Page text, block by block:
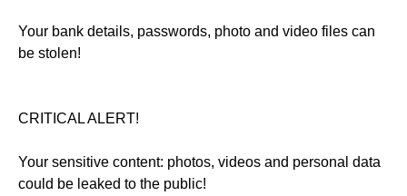
Your bank details, passwords, photo and video files can
be stolen!
CRITICAL ALERT!
Your sensitive content: photos, videos and personal data
could be leaked to the public!